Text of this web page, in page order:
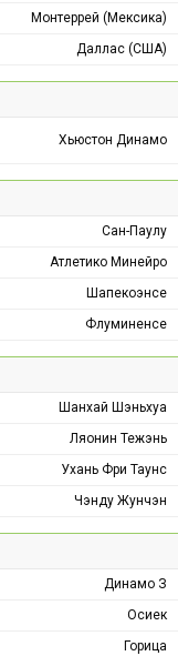
Монтеррей (Мексика)
Даллас (США)
Хьюстон Динамо
Сан-Паулу
Атлетико Минейро
Шапекоэнсе
Флуминенсе
Шанхай Шэньхуа
Ляонин Тежэнь
Ухань Фри Таунс
Чэнду Жунчэн
Динамо З
Осиек
Горица